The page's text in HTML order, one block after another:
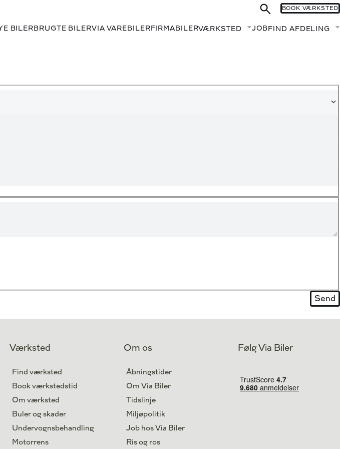
BILERBRUGTE BILERVIA VAREBILER FIRMABILERVÆRKSTED Fold undermenu ud
JOB FIND AFDELING
BOOK VÆRKSTED
Værksted
Find værksted
Book værkstedstid
Om værksted
Buler og skader
Undervognsbehandling
Motorrens
Om os
Åbningstider
Om Via Biler
Tidslinje
Miljøpolitik
Job hos Via Biler
Ris og ros
Følg Via Biler